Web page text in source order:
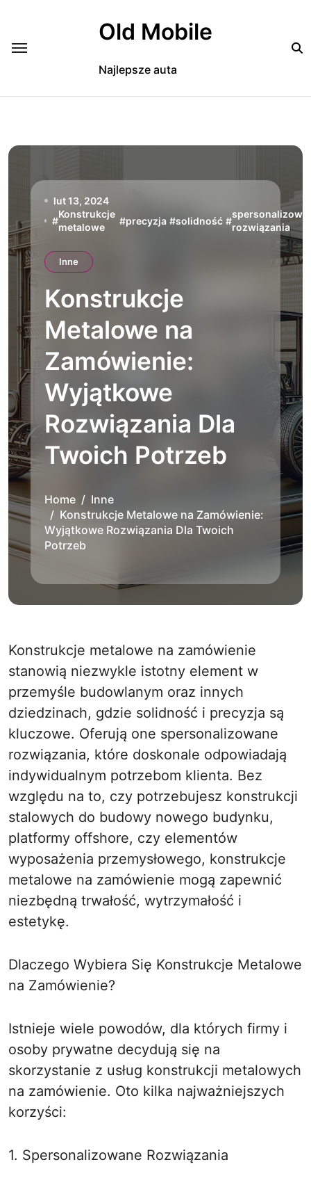
Old Mobile
Najlepsze auta
lut 13, 2024
#
Konstrukcje
metalowe
#precyzja #solidność #
rozwiązania
Inne
Konstrukcje
Metalowe na
Zamówienie:
Wyjątkowe
Rozwiązania Dla
Twoich Potrzeb
Home
Inne
Konstrukcje Metalowe na Zamówienie:
Wyjątkowe Rozwiązania Dla Twoich
Potrzeb
Konstrukcje metalowe na zamówienie
stanowią niezwykle istotny element w
przemyśle budowlanym oraz innych
dziedzinach, gdzie solidność i precyzja są
kluczowe. Oferują one spersonalizowane
rozwiązania, które doskonale odpowiadają
indywidualnym potrzebom klienta. Bez
względu na to, czy potrzebujesz konstrukcji
stalowych do budowy nowego budynku,
platformy offshore, czy elementów
wyposażenia przemysłowego, konstrukcje
metalowe na zamówienie mogą zapewnić
niezbędną trwałość, wytrzymałość i
estetykę.
Dlaczego Wybiera Się Konstrukcje Metalowe
na Zamówienie?
Istnieje wiele powodów, dla których firmy i
osoby prywatne decydują się na
skorzystanie z usług konstrukcji metalowych
na zamówienie. Oto kilka najważniejszych
korzyści:
1. Spersonalizowane Rozwiązania